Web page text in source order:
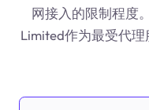
网接入的限制程度
Limited作为最受代